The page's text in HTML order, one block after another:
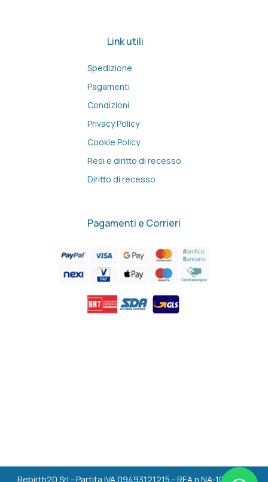
Link utili
Spedizione
Pagamenti
Condizioni
Privacy Policy
Cookie Policy
Resi e diritto di recesso
Diritto di recesso
Pagamenti e Corrieri
Rebirth20 Srl - Partita IVA 09493121215 - REA n.NA-1036494